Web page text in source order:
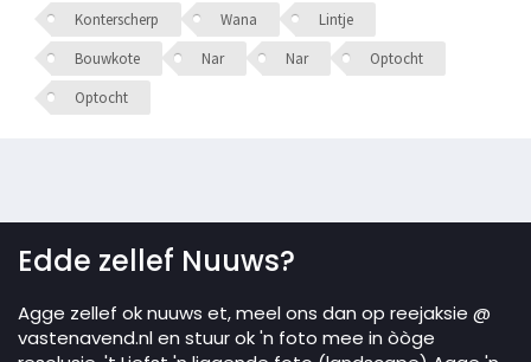
Konterscherp
Wana
Lintje
Bouwkote
Nar Nar
Optocht
Optocht
Edde zellef Nuuws?
Agge zellef ok nuuws et, meel ons dan op reejaksie @
vastenavend.nl en stuur ok 'n foto mee in òòge